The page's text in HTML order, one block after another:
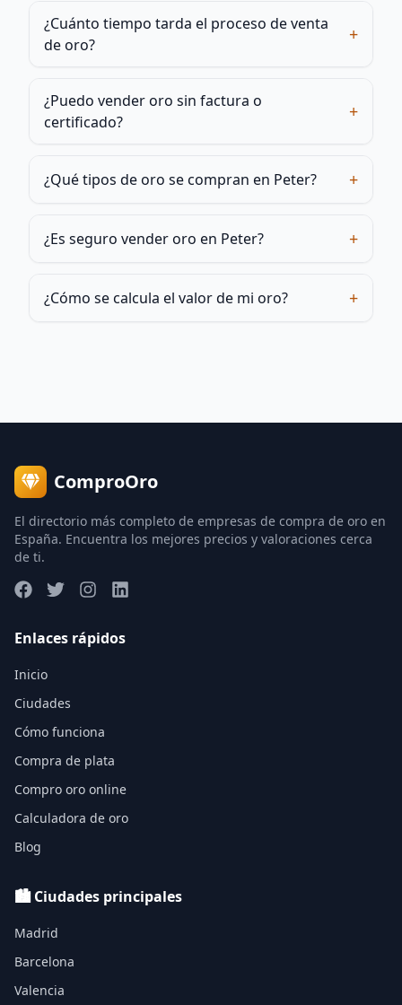
¿Cuánto tiempo tarda el proceso de venta
de oro?
+
¿Puedo vender oro sin factura o
certificado?
+
¿Qué tipos de oro se compran en Peter? +
¿Es seguro vender oro en Peter? +
¿Cómo se calcula el valor de mi oro? +
ComproOro
El directorio más completo de empresas de compra de oro en
España. Encuentra los mejores precios y valoraciones cerca
de ti.
Enlaces rápidos
Inicio
Ciudades
Cómo funciona
Compra de plata
Compro oro online
Calculadora de oro
Blog
🏙️ Ciudades principales
Madrid
Barcelona
Valencia